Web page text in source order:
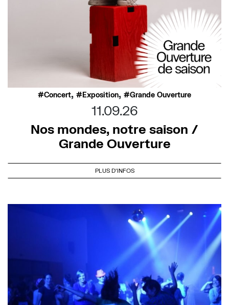
Concert, Exposition, Grande Ouverture
11.09.26
Nos mondes, notre saison /
Grande Ouverture
PLUS D'INFOS